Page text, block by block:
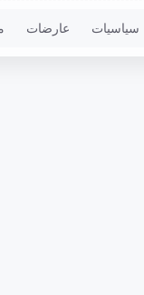
سياسيات عارضات